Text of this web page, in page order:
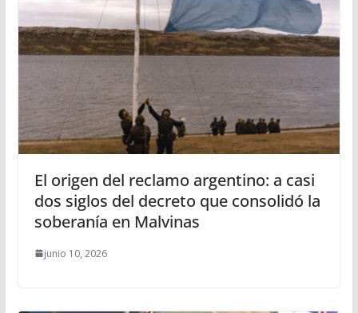
El origen del reclamo argentino: a casi
dos siglos del decreto que consolidó la
soberanía en Malvinas
junio 10, 2026